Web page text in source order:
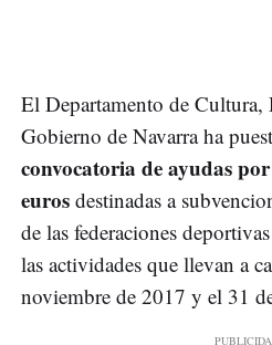
El Departamento de
Gobierno de Navarra ha
convocatoria de ayudas
euros destinadas a
de las federaciones
las actividades que llevan a
noviembre de 2017 y el 31